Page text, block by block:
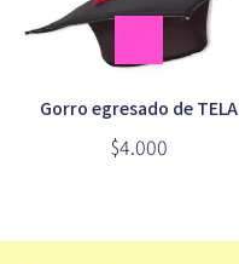
Gorro egresado de TELA
$4.000